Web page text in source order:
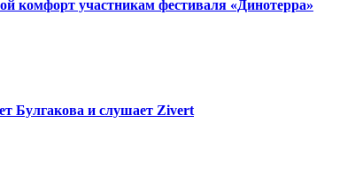
комфорт участникам фестиваля «Динотерра»
Булгакова и слушает Zivert